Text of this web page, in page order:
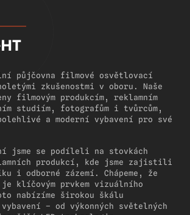
půjčovna filmové osvětlovací
zkušenostmi v oboru. Naše
filmovým produkcím, reklamním
studiím, fotografům i tvůrcům,
a moderní vybavení pro své
jsme se podíleli na stovkách
produkcí, kde jsme zajistili
i odborné zázemí. Chápeme, že
klíčovým prvkem vizuálního
nabízíme širokou škálu
– od výkonných světelných